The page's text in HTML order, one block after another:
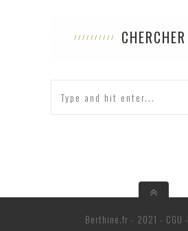
CHERCHER
Berthine.fr - 2021 - CGU -